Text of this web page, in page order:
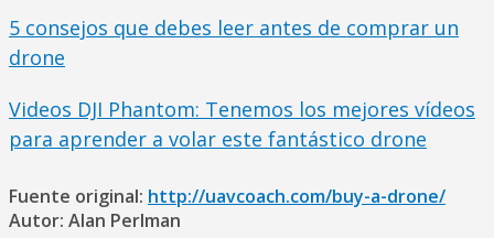
5 consejos que debes leer antes de comprar un
drone
Videos DJI Phantom: Tenemos los mejores vídeos
para aprender a volar este fantástico drone
Fuente original: http://uavcoach.com/buy-a-drone/
Autor: Alan Perlman